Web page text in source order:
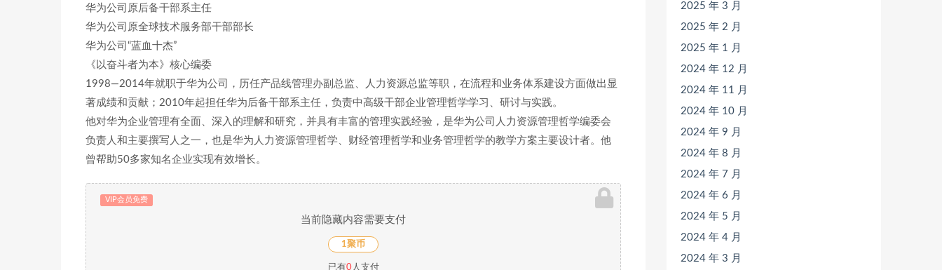
华为公司原后备干部系主任
华为公司原全球技术服务部干部部长
华为公司“蓝血十杰”
《以奋斗者为本》核心编委
1998—2014年就职于华为公司，历任产品线管理办副总监、人力资源总监等职，在流程和业务体系建设方面做出显
著成绩和贡献；2010年起担任华为后备干部系主任，负责中高级干部企业管理哲学学习、研讨与实践。
他对华为企业管理有全面、深入的理解和研究，并具有丰富的管理实践经验，是华为公司人力资源管理哲学编委会
负责人和主要撰写人之一，也是华为人力资源管理哲学、财经管理哲学和业务管理哲学的教学方案主要设计者。他
曾帮助50多家知名企业实现有效增长。
VIP会员免费
当前隐藏内容需要支付
1聚币
已有0人支付
2025 年 3 月
2025 年 2 月
2025 年 1 月
2024 年 12 月
2024 年 11 月
2024 年 10 月
2024 年 9 月
2024 年 8 月
2024 年 7 月
2024 年 6 月
2024 年 5 月
2024 年 4 月
2024 年 3 月